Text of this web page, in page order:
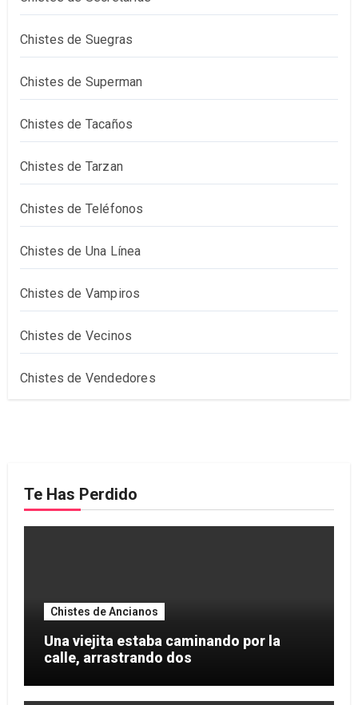
Chistes de Suegras
Chistes de Superman
Chistes de Tacaños
Chistes de Tarzan
Chistes de Teléfonos
Chistes de Una Línea
Chistes de Vampiros
Chistes de Vecinos
Chistes de Vendedores
Te Has Perdido
Chistes de Ancianos
Una viejita estaba caminando por la
calle, arrastrando dos